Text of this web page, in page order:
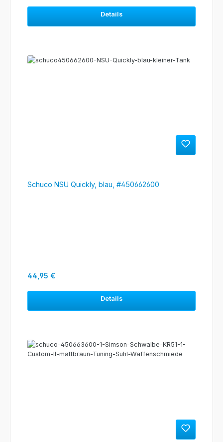
Details
Schuco NSU Quickly, blau, #450662600
Regulärer Preis:
44,95 €
Details